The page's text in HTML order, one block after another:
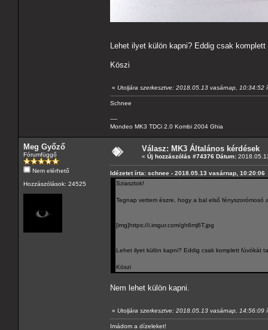
Lehet ilyet külön kapni? Eddig csak
Köszi
« Utoljára szerkesztve: 2018.05.13 vasárnap, 10:34:52
Schnee
----
Mondeo MK3 TDCi 2.0 Kombi 2004 Ghia
Meg Győző
Fórumfüggő
Nem elérhető
Hozzászólások: 24525
Válasz: MK3 Általános kérdések
« Új hozzászólás #74376 Dátum:
Idézetet írta: schnee - 2018.05.13 vasárnap, 10:20:06
Sziasztok!
Tegnap vettem észre, hogy a bal első
[img]https://i.imgur.com/gh6mj6T.jpg
Lehet ilyet külön kapni? Eddig csak komplett fúvókát
Köszi
Nem lehet külön kapni.
« Utoljára szerkesztve: 2018.05.13 vasárnap, 14:56:09
Imádom a dízeleket!